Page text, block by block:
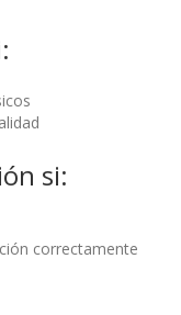
si:
correctamente